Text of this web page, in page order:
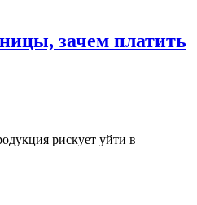
зачем платить
рискует уйти в